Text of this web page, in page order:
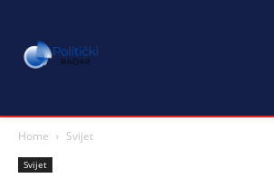
Home Svijet
Svijet